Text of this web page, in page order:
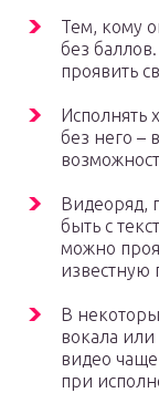
Тем, кому
без
проявить
Исполнять
без него –
Видеоряд,
быть с
можно
известную
В
вокала или
видео
при